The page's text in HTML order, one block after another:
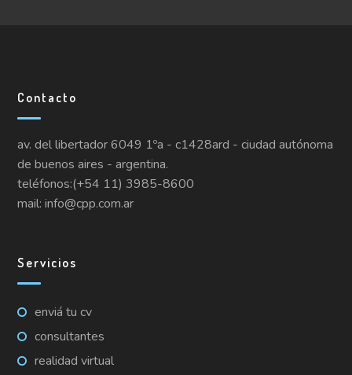
Contacto
av. del libertador 6049 1ºa - c1428ard - ciudad autónoma
de buenos aires - argentina.
teléfonos:(+54 11) 3985-8600
mail: info@cpp.com.ar
Servicios
enviá tu cv
consultantes
realidad virtual